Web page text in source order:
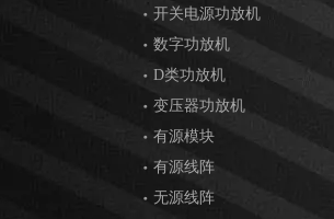
开关电源功放机
数字功放机
D类功放机
变压器功放机
有源模块
有源线阵
无源线阵